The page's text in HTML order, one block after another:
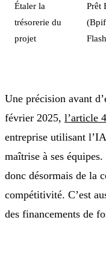
Étaler la
trésorerie du
projet
Prêt
Une précision avant
février 2025, l’article
entreprise utilisant
maîtrise à ses
donc désormais de la
compétitivité. C’est
des financements de